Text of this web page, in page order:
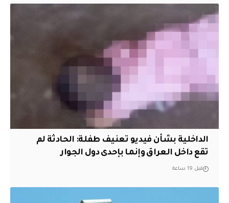
الداخلية بشأن فيديو تعنيف طفلة: الحادثة لم
تقع داخل العراق وإنما بإحدى دول الجوار
قبل 19 ساعة